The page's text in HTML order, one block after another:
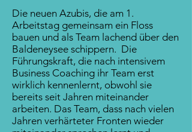
Die neuen Azubis, die am 1.
Arbeitstag gemeinsam ein Floss
bauen und als Team lachend über den
Baldeneysee schippern. Die
Führungskraft, die nach intensivem
Business Coaching ihr Team erst
wirklich kennenlernt, obwohl sie
bereits seit Jahren miteinander
arbeiten. Das Team, dass nach vielen
Jahren verhärteter Fronten wieder